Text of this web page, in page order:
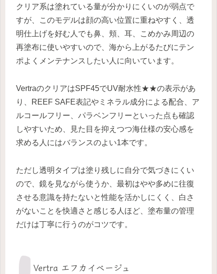
クリア系は塗れている量が分かりにくいのが弱点で
すが、このモデルは顔の高い位置に重ねやすく、透
明仕上げを好む人でも鼻、頬、耳、こめかみ周辺の
再塗布に使いやすいので、海から上がるたびにテン
ポよくメンテナンスしたい人に向いています。
VertraのクリアはSPF45でUV耐水性★★の表示があ
り、REEF SAFE表記やミネラル成分による配合、ア
ルコールフリー、パラベンフリーといった点も確認
しやすいため、見た目を抑えつつ海仕様の安心感を
求める人にはバランスのよい1本です。
ただし透明タイプは塗り残しに自分で気づきにくい
ので、鏡を見ながら使うか、最初はやや多めに往復
させる意識を持たないと性能を活かしにくく、白さ
がないことを快適さと感じる人ほど、塗布量の管理
だけは丁寧に行うのがコツです。
Vertra エフカイベージュ